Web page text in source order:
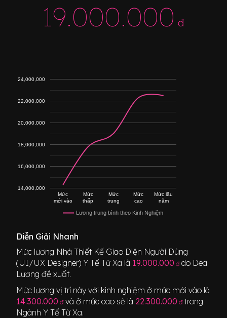
19.000.000 đ
Lương trung bình theo Kinh Nghiệm
Mức
mới vào
Mức
thấp
Mức
trung
Mức
cao
Mức lâu
năm
14,000,000
16,000,000
18,000,000
20,000,000
22,000,000
24,000,000
Diễn Giải Nhanh
Mức lương Nhà Thiết Kế Giao Diện Người Dùng
(UI/UX Designer) Y Tế Từ Xa là 19.000.000 đdo Deal
Lương đề xuất.
Mức lương vị trí này với kinh nghiệm ở mức mới vào là
14.300.000 đ và ở mức cao sẽ là 22.300.000 đ trong
Ngành Y Tế Từ Xa.